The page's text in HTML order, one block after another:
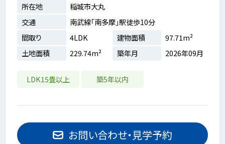
所在地
稲城市大丸
交通
南武線「南多摩」駅徒歩10分
間取り
4LDK 建物面積
97.71m²
土地面積
229.74m² 築年月 2026年09月
LDK15畳以上 築5年以内
お問い合わせ・見学予約